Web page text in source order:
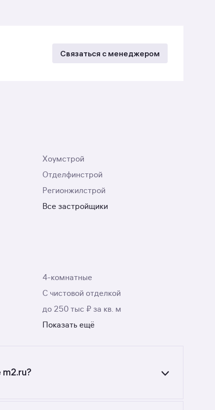
Связаться с менеджером
Хоумстрой
Отделфинстрой
Регионжилстрой
Все застройщики
4-комнатные
С чистовой отделкой
до 250 тыс ₽ за кв. м
Показать ещё
m2.ru?